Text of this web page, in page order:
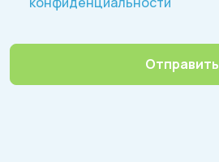
Отправить